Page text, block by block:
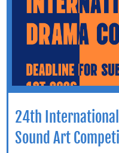
24th International
Sound Art